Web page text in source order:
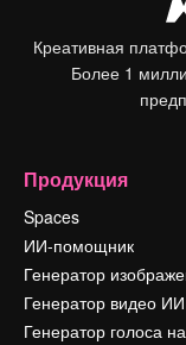
Креативная
Более 1
Продукция
Spaces
ИИ-помощник
Генератор
Генератор видео ИИ
Генератор голоса